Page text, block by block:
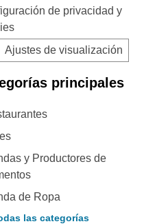
de privacidad y
Ajustes de visualización
principales
y Productores de
de Ropa
las categorías